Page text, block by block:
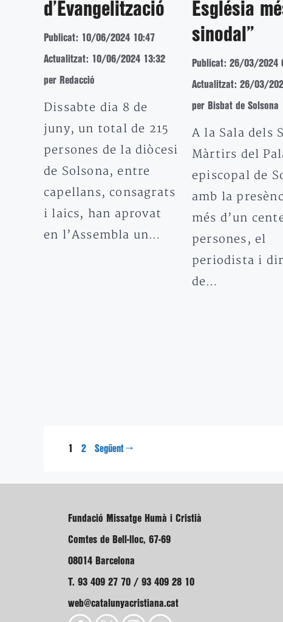
d’Evangelització
Publicat: 10/06/2024 10:47
Actualitzat: 10/06/2024 13:32
per Redacció
Dissabte dia 8 de
juny, un total de 215
persones de la diòcesi
de Solsona, entre
capellans, consagrats
i laics, han aprovat
en l’Assembla un…
Església
sinodal”
Publicat: 26/03/2024
Actualitzat: 26/03/
per Bisbat de Solsona
A la Sala dels
Màrtirs del
episcopal de
amb la
més d’un
persones, el
periodista i
de…
Pàgina
1 Pàgina
2 Següent →
Fundació Missatge Humà i Cristià
Comtes de Bell-lloc, 67-69
08014 Barcelona
T. 93 409 27 70 / 93 409 28 10
web@catalunyacristiana.cat